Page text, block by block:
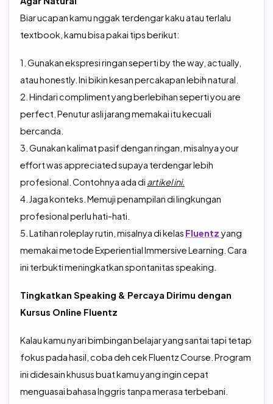
Biar ucapan kamu nggak terdengar kaku atau terlalu
textbook, kamu bisa pakai tips berikut:
1. Gunakan ekspresi ringan seperti by the way, actually,
atau honestly. Ini bikin kesan percakapan lebih natural.
2. Hindari compliment yang berlebihan seperti you are
perfect. Penutur asli jarang memakai itu kecuali
bercanda.
3. Gunakan kalimat pasif dengan ringan, misalnya your
effort was appreciated supaya terdengar lebih
profesional. Contohnya ada di artikel ini.
4. Jaga konteks. Memuji penampilan di lingkungan
profesional perlu hati-hati.
5. Latihan roleplay rutin, misalnya di kelas Fluentz yang
memakai metode Experiential Immersive Learning. Cara
ini terbukti meningkatkan spontanitas speaking.
Tingkatkan Speaking & Percaya Dirimu dengan
Kursus Online Fluentz
Kalau kamu nyari bimbingan belajar yang santai tapi tetap
fokus pada hasil, coba deh cek Fluentz Course. Program
ini didesain khusus buat kamu yang ingin cepat
menguasai bahasa Inggris tanpa merasa terbebani.